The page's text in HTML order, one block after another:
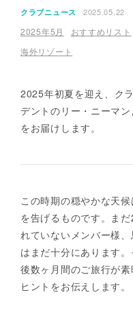
クラブニュース 2025.05.22
2025年5月 おすすめリスト
海外リゾート
2025年初夏を迎え、ク
デントのリー・ニーマ
をお届けします。
この時期の穏やかな天
を告げるものです。ま
れていないメンバー様
はまだ十分にあります
後数ヶ月間のご旅行が
ヒントをお伝えします。